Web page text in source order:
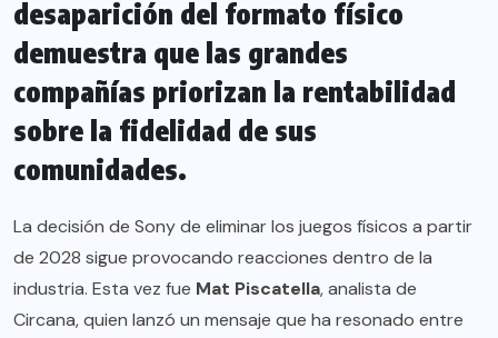
desaparición del formato físico
demuestra que las grandes
compañías priorizan la rentabilidad
sobre la fidelidad de sus
comunidades.
La decisión de Sony de eliminar los juegos físicos a partir
de 2028 sigue provocando reacciones dentro de la
industria. Esta vez fue Mat Piscatella, analista de
Circana, quien lanzó un mensaje que ha resonado entre